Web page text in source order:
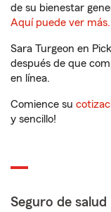
de su bienestar
Aquí puede ver más.
Sara Turgeon en
después de que
en línea.
Comience su
y sencillo!
Seguro de salud